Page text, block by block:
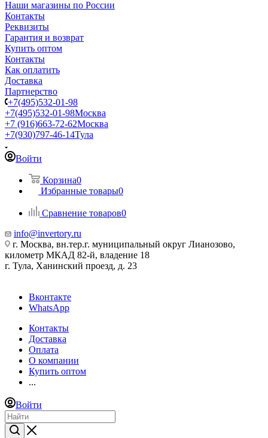
Наши магазины по России
Контакты
Реквизиты
Гарантия и возврат
Купить оптом
Контакты
Как оплатить
Доставка
Партнерство
+7(495)532-01-98
+7(495)532-01-98Москва
+7 (916)663-72-62Москва
+7(930)797-46-14Тула
Войти
Корзина0
Избранные товары0
Сравнение товаров0
info@invertory.ru
г. Москва, вн.тер.г. муниципальный округ Лианозово,
километр МКАД 82-й, владение 18
г. Тула, Ханинский проезд, д. 23
Вконтакте
WhatsApp
Контакты
Доставка
Оплата
О компании
Купить оптом
...
Войти